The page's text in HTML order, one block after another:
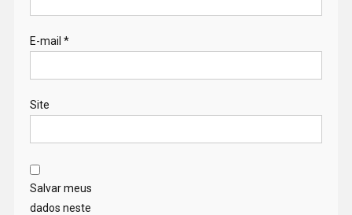
E-mail *
Site
Salvar meus
dados neste